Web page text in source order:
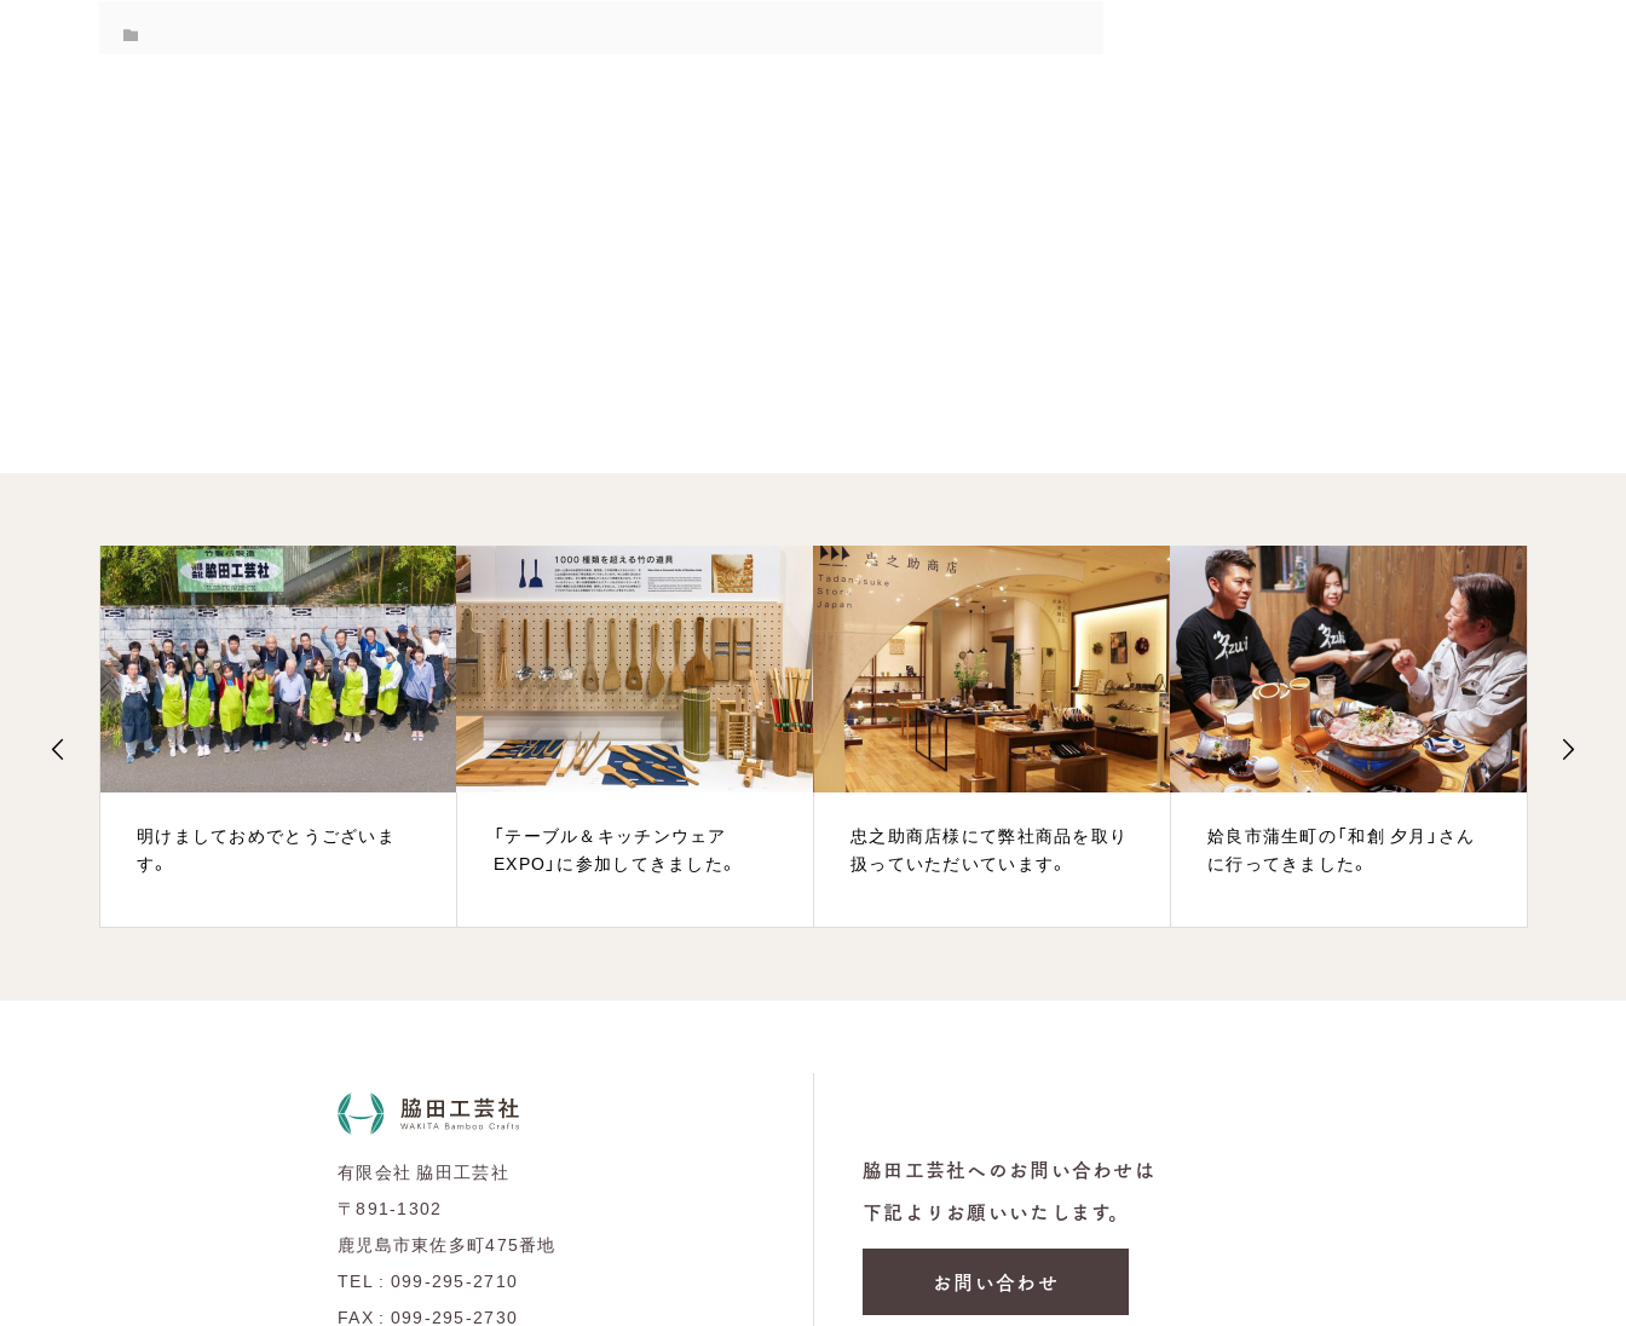
明けましておめでとうございま
す。
「テーブル＆キッチンウェア
EXPO」に参加してきました。
忠之助商店様にて弊社商品を取り
扱っていただいています。
姶良市蒲生町の「和創 夕月」さん
に行ってきました。
有限会社 脇田工芸社
〒891-1302
鹿児島市東佐多町475番地
TEL : 099-295-2710
FAX : 099-295-2730
脇田工芸社へのお問い合わせは
下記よりお願いいたします。
お問い合わせ